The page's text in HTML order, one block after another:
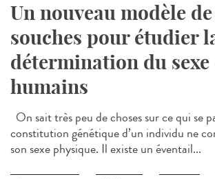
Un nouveau modèle
souches pour étudier
détermination du sexe
humains
On sait très peu de choses sur ce qui se
constitution génétique d’un individu ne
son sexe physique. Il existe un éventail...